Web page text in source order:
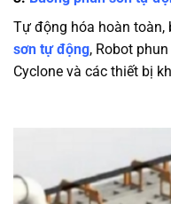
Tự động hóa hoàn toàn,
sơn tự động, Robot
Cyclone và các thiết bị